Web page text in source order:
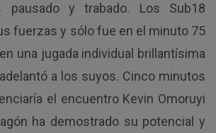
pausado y trabado. Los Sub18
fuerzas y sólo fue en el minuto 75
una jugada individual brillantísima
a los suyos. Cinco minutos
el encuentro Kevin Omoruyi
ha demostrado su potencial y